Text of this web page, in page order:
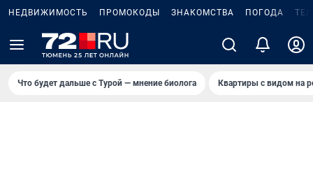
НЕДВИЖИМОСТЬ ПРОМОКОДЫ ЗНАКОМСТВА ПОГОДА
Что будет дальше с Турой — мнение биолога Квартиры с видом на